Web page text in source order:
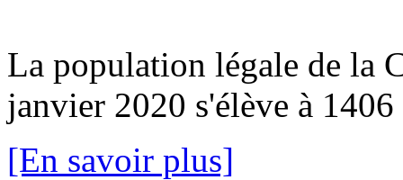
La population légale de la
janvier 2020 s'élève à
[En savoir plus]